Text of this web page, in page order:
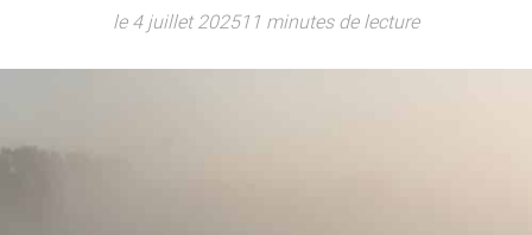
le 4 juillet 202511 minutes de lecture